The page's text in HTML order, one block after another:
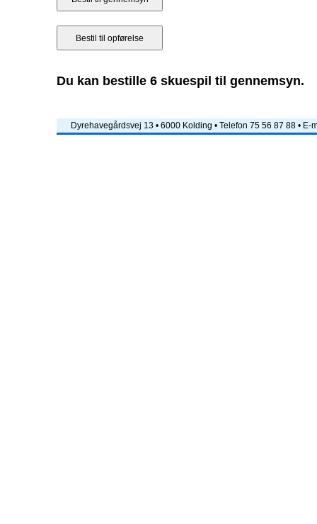
Du kan bestille 6 skuespil til gennemsyn.
Dyrehavegårdsvej 13 • 6000 Kolding • Telefon 75 56 87 88 • E-